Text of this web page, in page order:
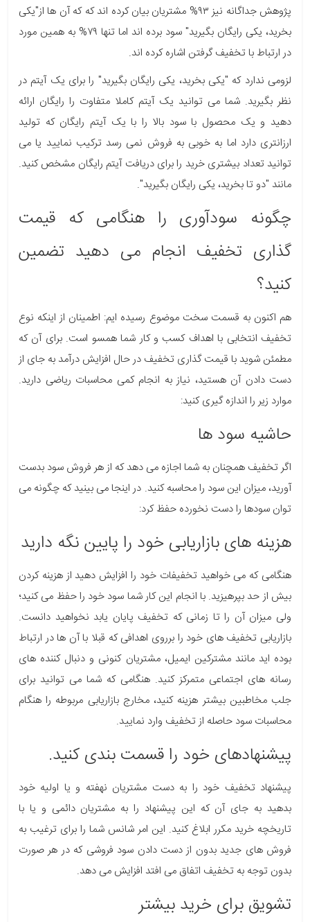
پژوهش جداگانه نیز ۹۳% مشتریان بیان کرده اند که که آن ها از"یکی
بخرید، یکی رایگان بگیرید" سود برده اند اما تنها ۷۹% به همین مورد
در ارتباط با تخفیف گرفتن اشاره کرده اند.
لزومی ندارد که "یکی بخرید، یکی رایگان بگیرید" را برای یک آیتم در
نظر بگیرید. شما می توانید یک آیتم کاملا متفاوت را رایگان ارائه
دهید و یک محصول با سود بالا را با یک آیتم رایگان که تولید
ارزانتری دارد اما به خوبی به فروش نمی رسد ترکیب نمایید یا می
توانید تعداد بیشتری خرید را برای دریافت آیتم رایگان مشخص کنید.
مانند "دو تا بخرید، یکی رایگان بگیرید".
چگونه سودآوری را هنگامی که قیمت
گذاری تخفیف انجام می دهید تضمین
کنید؟
هم اکنون به قسمت سخت موضوع رسیده ایم: اطمینان از اینکه نوع
تخفیف انتخابی با اهداف کسب و کار شما همسو است. برای آن که
مطمئن شوید با قیمت گذاری تخفیف در حال افزایش درآمد به جای از
دست دادن آن هستید، نیاز به انجام کمی محاسبات ریاضی دارید.
موارد زیر را اندازه گیری کنید:
حاشیه سود ها
اگر تخفیف همچنان به شما اجازه می دهد که از هر فروش سود بدست
آورید، میزان این سود را محاسبه کنید. در اینجا می بینید که چگونه می
توان سودها را دست نخورده حفظ کرد:
هزینه های بازاریابی خود را پایین نگه دارید
هنگامی که می خواهید تخفیفات خود را افزایش دهید از هزینه کردن
بیش از حد بپرهیزید. با انجام این کار شما سود خود را حفظ می کنید؛
ولی میزان آن را تا زمانی که تخفیف پایان یابد نخواهید دانست.
بازاریابی تخفیف های خود را برروی اهدافی که قبلا با آن ها در ارتباط
بوده اید مانند مشترکین ایمیل، مشتریان کنونی و دنبال کننده های
رسانه های اجتماعی متمرکز کنید. هنگامی که شما می توانید برای
جلب مخاطبین بیشتر هزینه کنید، مخارج بازاریابی مربوطه را هنگام
محاسبات سود حاصله از تخفیف وارد نمایید.
پیشنهادهای خود را قسمت بندی کنید.
پیشنهاد تخفیف خود را به دست مشتریان نهفته و یا اولیه خود
بدهید به جای آن که این پیشنهاد را به مشتریان دائمی و یا با
تاریخچه خرید مکرر ابلاغ کنید. این امر شانس شما را برای ترغیب به
فروش های جدید بدون از دست دادن سود فروشی که در هر صورت
بدون توجه به تخفیف اتفاق می افتد افزایش می دهد.
تشویق برای خرید بیشتر